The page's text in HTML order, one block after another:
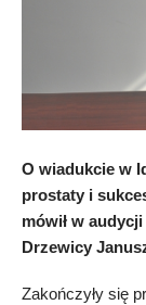
O wiadukcie w
prostaty i
mówił w
Drzewicy
Zakończyły się